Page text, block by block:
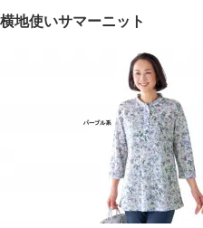
横地使いサマーニット